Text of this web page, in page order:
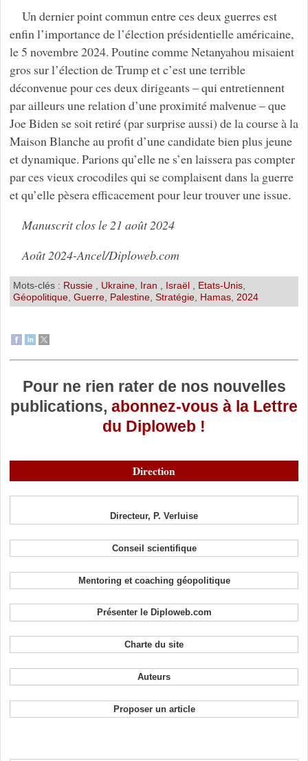
Un dernier point commun entre ces deux guerres est
enfin l’importance de l’élection présidentielle américaine,
le 5 novembre 2024. Poutine comme Netanyahou misaient
gros sur l’élection de Trump et c’est une terrible
déconvenue pour ces deux dirigeants – qui entretiennent
par ailleurs une relation d’une proximité malvenue – que
Joe Biden se soit retiré (par surprise aussi) de la course à la
Maison Blanche au profit d’une candidate bien plus jeune
et dynamique. Parions qu’elle ne s’en laissera pas compter
par ces vieux crocodiles qui se complaisent dans la guerre
et qu’elle pèsera efficacement pour leur trouver une issue.
Manuscrit clos le 21 août 2024
Août 2024-Ancel/Diploweb.com
Mots-clés : Russie Ukraine, Iran Israël Etats-Unis,
Géopolitique, Guerre, Palestine, Stratégie, Hamas, 2024
Pour ne rien rater de nos nouvelles
publications, abonnez-vous à la Lettre
du Diploweb !
Direction
Directeur, P. Verluise
Conseil scientifique
Mentoring et coaching géopolitique
Présenter le Diploweb.com
Charte du site
Auteurs
Proposer un article